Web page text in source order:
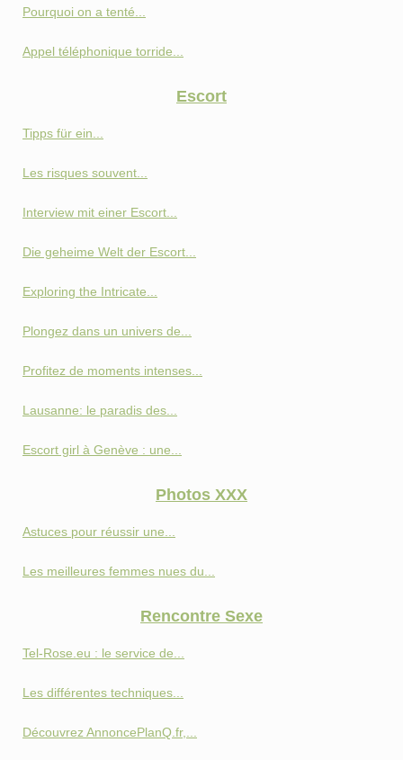
Pourquoi on a tenté...
Appel téléphonique torride...
Escort
Tipps für ein...
Les risques souvent...
Interview mit einer Escort...
Die geheime Welt der Escort...
Exploring the Intricate...
Plongez dans un univers de...
Profitez de moments intenses...
Lausanne: le paradis des...
Escort girl à Genève : une...
Photos XXX
Astuces pour réussir une...
Les meilleures femmes nues du...
Rencontre Sexe
Tel-Rose.eu : le service de...
Les différentes techniques...
Découvrez AnnoncePlanQ.fr,...